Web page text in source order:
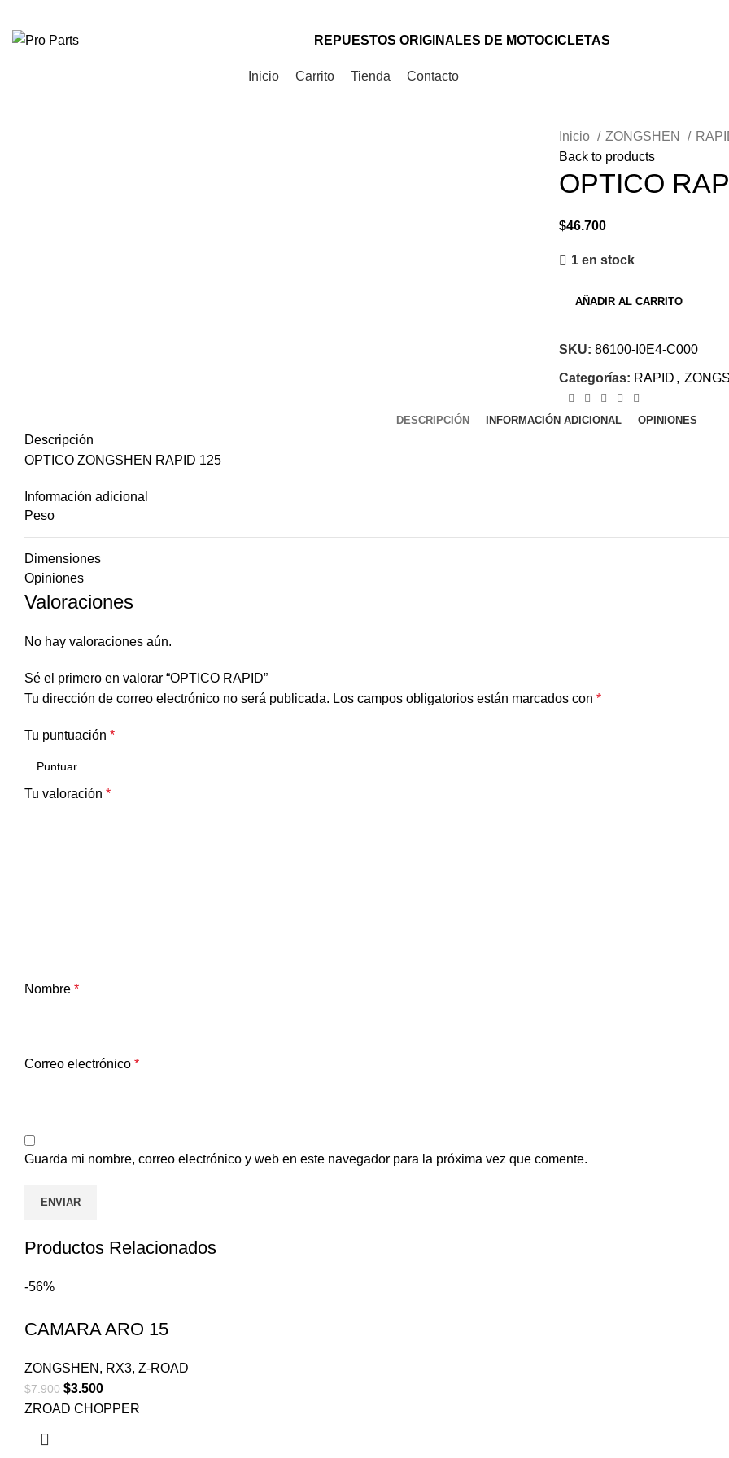
REPUESTOS ORIGINALES DE MOTOCICLETAS
Inicio Carrito Tienda Contacto
Inicio ZONGSHEN
Back to products
OPTICO
$46.700
1 en stock
AÑADIR AL CARRITO
SKU: 86100-I0E4-C000
Categorías: RAPID ,
DESCRIPCIÓN INFORMACIÓN ADICIONAL OPINIONES
Descripción
OPTICO ZONGSHEN RAPID 125
Información adicional
Peso
Dimensiones
Opiniones
Valoraciones
No hay valoraciones aún.
Sé el primero en valorar “OPTICO RAPID”
Tu dirección de correo electrónico no será publicada. Los campos obligatorios están marcados con *
Tu puntuación *
Tu valoración *
Nombre *
Correo electrónico *
Guarda mi nombre, correo electrónico y web en este navegador para la próxima vez que comente.
Productos Relacionados
-56%
CAMARA ARO 15
ZONGSHEN , RX3, Z-ROAD
$7.900 $3.500
ZROAD CHOPPER